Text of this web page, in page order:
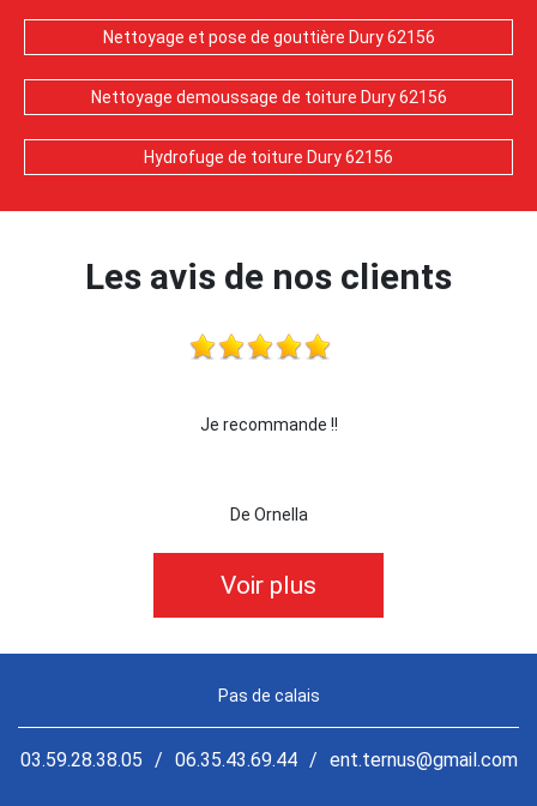
Nettoyage et pose de gouttière Dury 62156
Nettoyage demoussage de toiture Dury 62156
Hydrofuge de toiture Dury 62156
Les avis de nos clients
Voir plus
Pas de calais
03.59.28.38.05 / 06.35.43.69.44 / ent.ternus@gmail.com